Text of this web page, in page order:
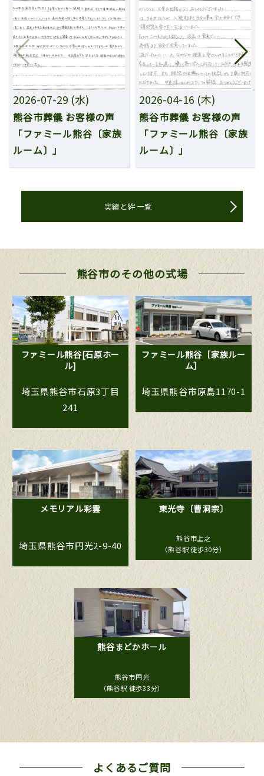
2026-07-29 (水)
熊谷市葬儀 お客様の声
「ファミール熊谷〔家族
ルーム〕」
2026-04-16 (木)
熊谷市葬儀 お客様の声
「ファミール熊谷〔家族
ルーム〕」
実績と絆 一覧
熊谷市のその他の式場
ファミール熊谷[石原ホー
ル]
埼玉県熊谷市石原3丁目
241
ファミール熊谷［家族ルー
ム］
埼玉県熊谷市原島1170-1
メモリアル彩雲
埼玉県熊谷市円光2-9-40
東光寺 〔曹洞宗〕
熊谷市上之
（熊谷駅 徒歩30分）
熊谷まどかホール
熊谷市円光
（熊谷駅 徒歩33分）
よくあるご質問